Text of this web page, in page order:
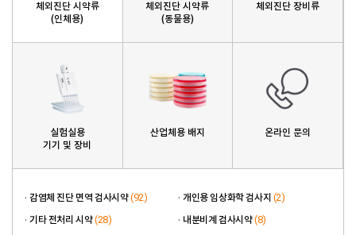
체외진단 시약류
(인체용)
체외진단 시약류
(동물용)
체외진단 장비류
실험실용
기기 및 장비
산업체용 배지 온라인 문의
감염체 진단 면역 검사시약(92) 개인용 임상화학 검사지 (2)
기타 전처리 시약(28) 내분비계 검사시약(8)